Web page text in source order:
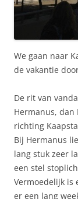
We gaan naar
de vakantie
De rit van
Hermanus, dan
richting
Bij Hermanus
lang stuk zeer
een stel
Vermoedelijk is
er een lang